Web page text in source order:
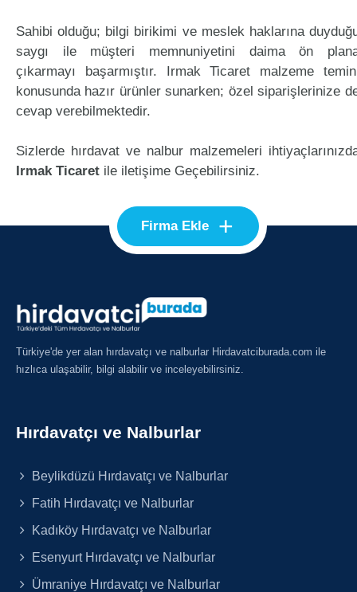
Sahibi olduğu; bilgi birikimi ve meslek haklarına
saygı ile müşteri memnuniyetini daima ön
çıkarmayı başarmıştır. Irmak Ticaret malzeme
konusunda hazır ürünler sunarken; özel siparişlerinize
cevap verebilmektedir.
Sizlerde hırdavat ve nalbur malzemeleri
Irmak Ticaret ile iletişime Geçebilirsiniz.
Firma Ekle +
Türkiye'de yer alan hırdavatçı ve nalburlar Hirdavatciburada.com ile
hızlıca ulaşabilir, bilgi alabilir ve inceleyebilirsiniz.
Hırdavatçı ve Nalburlar
Beylikdüzü Hırdavatçı ve Nalburlar
Fatih Hırdavatçı ve Nalburlar
Kadıköy Hırdavatçı ve Nalburlar
Esenyurt Hırdavatçı ve Nalburlar
Ümraniye Hırdavatçı ve Nalburlar